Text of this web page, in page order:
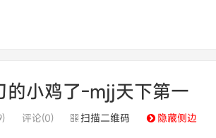
的小鸡了-mjj天下第一
评论(0) 扫描二维码 隐藏侧边